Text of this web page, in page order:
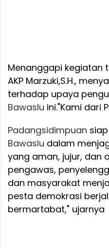
Menanggapi kegiatan
AKP Marzuki,S.H.,
terhadap upaya
Bawaslu ini."Kami dari
Padangsidimpuan
Bawaslu dalam
yang aman, jujur, dan
pengawas,
dan masyarakat
pesta demokrasi
bermartabat," ujarnya